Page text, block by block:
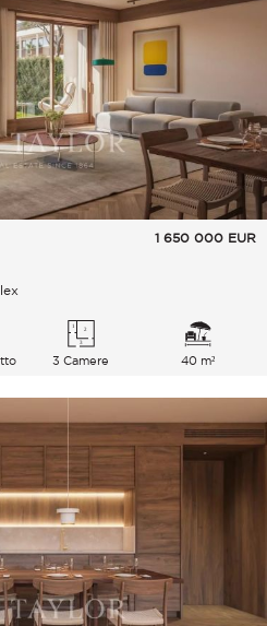
1 650 000 EUR
3 Camere 40 m²